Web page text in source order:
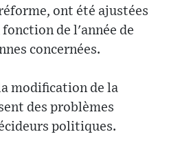
ont été ajustées
de l'année de
concernées.
modification de la
des problèmes
politiques.